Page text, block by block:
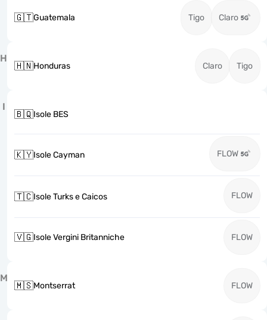
🇬🇹Guatemala Tigo Claro
H
🇭🇳Honduras Claro Tigo
I
🇧🇶Isole BES
🇰🇾Isole Cayman FLOW
🇹🇨Isole Turks e Caicos FLOW
🇻🇬Isole Vergini Britanniche FLOW
M
🇲🇸Montserrat FLOW